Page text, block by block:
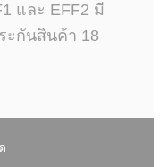
และ EFF2 มี
ะกันสินค้า 18